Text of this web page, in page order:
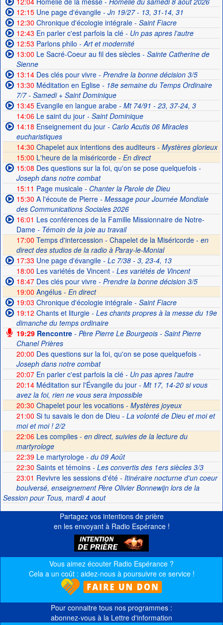
12:15Une page d'évangile- Jn 19/27 - 13, 31-14, 31
12:30 Chronique d'écologie intégrale- Saint Fiacre
12:43 En parler c'est parfois la clé- Un pas apres l'autre
12:53 Parlons philo - Art et modernité
13:00 Le Sacré-Coeur au fil des siècles- Sainte Catherine de
Sienne
13:14Des clés pour vivre- Prendre la bonne décision 3/5
13:30 Méditation en Eglise- 18e semaine du Temps Ordinaire
7/7 - Samedi + Saint Dominique
13:45Evangile en langue arabe- Mt 74/91 - 23, 37-24, 3
14:06Le saint du jour- Saint Dominique
14:18 Enseignement du jour- Carlo Acutis 06 Miracles
eucharistiques
14:30 Chapelet aux intentions des auditeurs - Mystères glorieux
15:00 L'heure de la miséricorde - En direct
15:08 Des questions sur la foi, qu'on se pose quelquefois-
Joseph dans notre combat
15:11 Page musicale- Chanter la Parole de Dieu
15:30 A l'écoute de Pierre- Message pour Journée Mondiale
des Communications Sociales 2026
16:01 Les conférences de la Famille Missionnaire de Notre-
Dame- Témoin de la joie au travail
17:00 Temps d'intercession - Chapelet de la Miséricorde - en
direct des studios de la radio à Paray-le-Monial
17:33 Une page d'évangile- Lc 7/38 - 3, 23-4, 13
18:00 Les variétés de Vincent- Les variétés de Vincent
18:47Des clés pour vivre- Prendre la bonne décision 3/5
19:00 Angélus - En direct
19:03 Chronique d'écologie intégrale- Saint Fiacre
19:12 Chants et liturgie- Les chants propres à la messe du 19e
dimanche du temps ordinaire
19:29Rencontre- Père Pierre Le Bourgeois - Saint Pierre
Chanel Prières
20:00 Des questions sur la foi, qu'on se pose quelquefois-
Joseph dans notre combat
20:07En parler c'est parfois la clé- Un pas apres l'autre
20:14Méditation sur l'Évangile du jour- Mt 17, 14-20 si vous
avez la foi, rien ne vous sera impossible
20:30 Chapelet pour les vocations - Mystères joyeux
21:00 Si tu savais le don de Dieu - La volonté de Dieu et moi et
moi et moi ! 2/2
22:06 Les complies - en direct, suivies de la lecture du
martyrologe
22:39Le martyrologe- du 09 Août
22:30 Saints et témoins- Les convertis des 1ers siècles 3/3
23:01 Revivre les sessions d'été- Itinéraire nocturne d'un coeur
boulversé, enseignement Père Olivier Bonnewijn lors de la
Session pour Tous, mardi 4 aout
Partagez vos intentions de prière
en les envoyant à Radio Espérance !
Vous aimez écouter Radio Espérance ?
Cela a un coût : aidez-nous à poursuivre ce service !
Pour connaitre tous nos programmes :
abonnez-vous à la Lettre d'information